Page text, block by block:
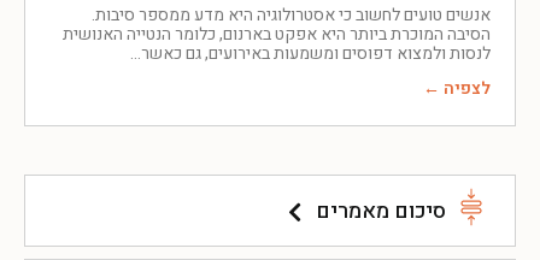
סיכום מאמרים
אנשים טועים לחשוב כי אסטרולוגיה היא מדע ממספר סיבות.
הסיבה המוכרת ביותר היא אפקט בארנום, כלומר הנטייה האנושית
לנסות ולמצוא דפוסים ומשמעות באירועים, גם כאשר
לצפיה ←